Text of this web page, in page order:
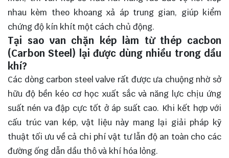
nhau kèm theo khoang xả áp trung gian, giúp kiểm
chứng độ kín khít một cách chủ động.
Tại sao van chặn kép làm từ thép cacbon
(Carbon Steel) lại được dùng nhiều trong dầu
khí?
Các dòng carbon steel valve rất được ưa chuộng nhờ sở
hữu độ bền kéo cơ học xuất sắc và năng lực chịu ứng
suất nén va đập cực tốt ở áp suất cao. Khi kết hợp với
cấu trúc van kép, vật liệu này mang lại giải pháp kỹ
thuật tối ưu về cả chi phí vật tư lẫn độ an toàn cho các
đường ống dẫn dầu thô và khí hóa lỏng.